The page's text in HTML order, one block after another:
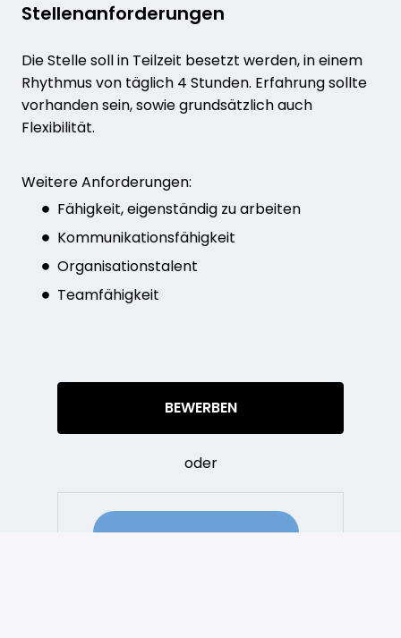
Stellenanforderungen
Die Stelle soll in Teilzeit besetzt werden, in einem
Rhythmus von täglich 4 Stunden. Erfahrung sollte
vorhanden sein, sowie grundsätzlich auch
Flexibilität.
Weitere Anforderungen:
Fähigkeit, eigenständig zu arbeiten
Kommunikationsfähigkeit
Organisationstalent
Teamfähigkeit
BEWERBEN
oder